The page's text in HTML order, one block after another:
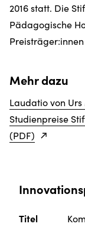
2016 statt. Die
Pädagogische
Mehr dazu
Laudatio von
Studienpreise
(PDF)
Titel